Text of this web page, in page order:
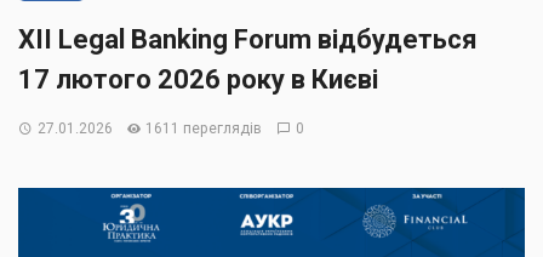
ХІІ Legal Banking Forum відбудеться
17 лютого 2026 року в Києві
27.01.2026 1611 переглядів 0